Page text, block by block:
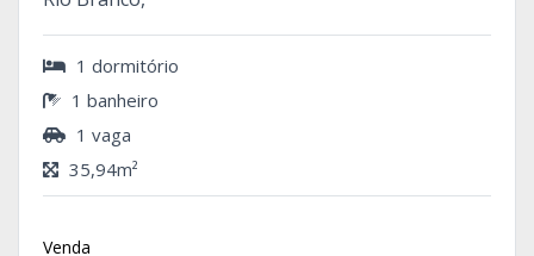
1 dormitório
1 banheiro
1 vaga
35,94m²
Venda